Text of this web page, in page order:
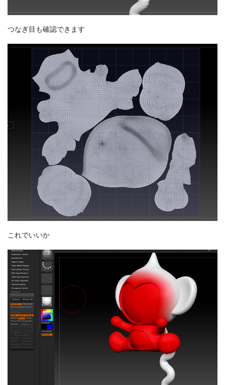
つなぎ目も確認できます
これでいいか